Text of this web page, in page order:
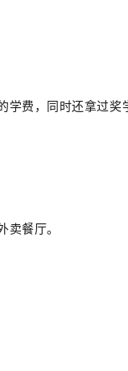
费，同时还拿过奖
餐厅。